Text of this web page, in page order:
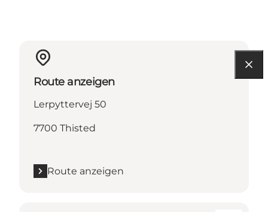
Route anzeigen
Lerpyttervej 50
7700 Thisted
Route anzeigen